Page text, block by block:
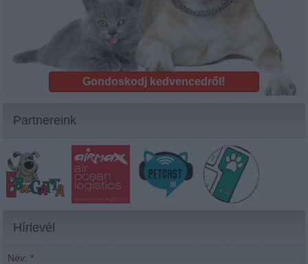
Gondoskodj kedvencedről!
Partnereink
Hírlevél
Név: *